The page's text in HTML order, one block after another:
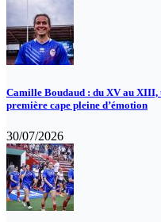
Camille Boudaud : du XV au XIII,
première cape pleine d’émotion
30/07/2026